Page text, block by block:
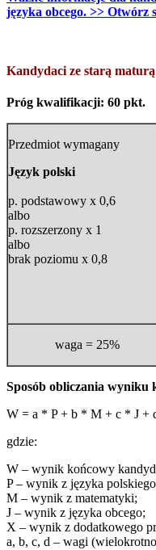
języka obcego. >> Otwórz
Kandydaci ze starą maturą
Próg kwalifikacji: 60 pkt.
Przedmiot wymagany
Język polski
p. podstawowy x 0,6
albo
p. rozszerzony x 1
albo
brak poziomu x 0,8
waga = 25%
Sposób obliczania wyniku
W = a * P + b * M + c * J +
gdzie:
W – wynik końcowy
P – wynik z języka
M – wynik z matematyki;
J – wynik z języka obcego;
X – wynik z dodatkowego
a, b, c, d – wagi